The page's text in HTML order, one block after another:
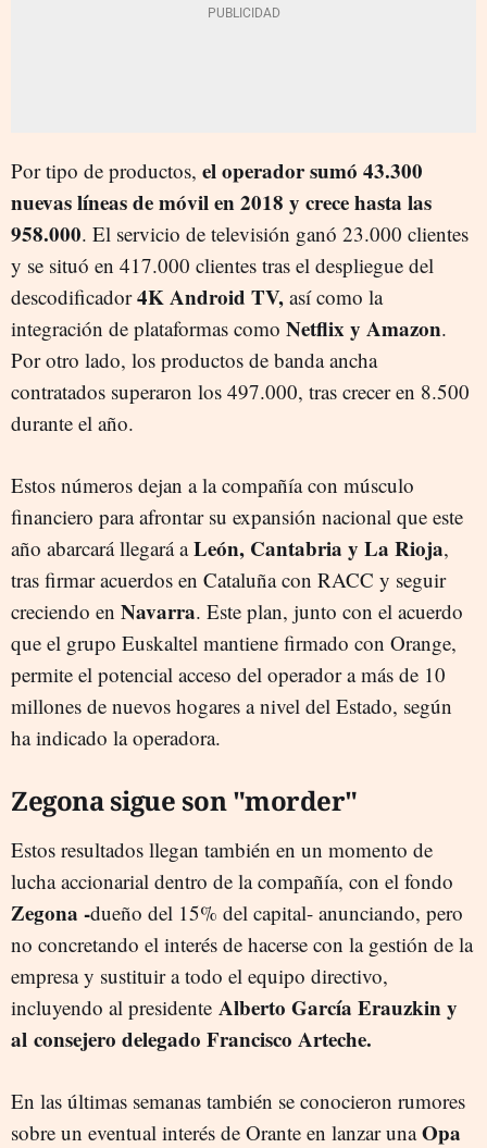
Por tipo de productos, el operador sumó 43.300
nuevas líneas de móvil en 2018 y crece hasta las
958.000. El servicio de televisión ganó 23.000 clientes
y se situó en 417.000 clientes tras el despliegue del
descodificador4K Android TV, así como la
integración de plataformas como Netflix y Amazon.
Por otro lado, los productos de banda ancha
contratados superaron los 497.000, tras crecer en 8.500
durante el año.
Estos números dejan a la compañía con músculo
financiero para afrontar su expansión nacional que este
año abarcará llegará aLeón, Cantabria y La Rioja,
tras firmar acuerdos en Cataluña con RACC y seguir
creciendo en Navarra. Este plan, junto con el acuerdo
que el grupo Euskaltel mantiene firmado con Orange,
permite el potencial acceso del operador a más de 10
millones de nuevos hogares a nivel del Estado, según
ha indicado la operadora.
Zegona sigue son "morder"
Estos resultados llegan también en un momento de
lucha accionarial dentro de la compañía, con el fondo
Zegona -dueño del 15% del capital- anunciando, pero
no concretando el interés de hacerse con la gestión de la
empresa y sustituir a todo el equipo directivo,
incluyendo al presidente Alberto García Erauzkin y
al consejero delegado Francisco Arteche.
En las últimas semanas también se conocieron rumores
sobre un eventual interés de Orante en lanzar unaOpa